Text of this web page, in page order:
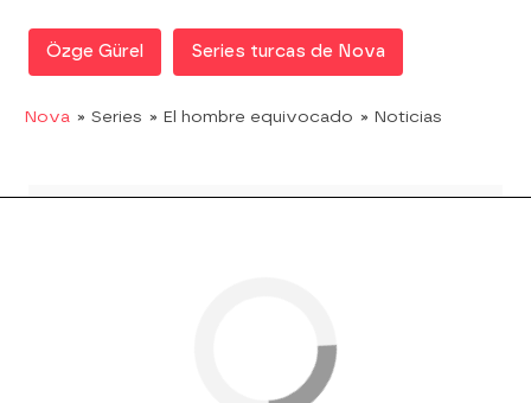
Özge Gürel Series turcas de Nova
Nova » Series » El hombre equivocado » Noticias